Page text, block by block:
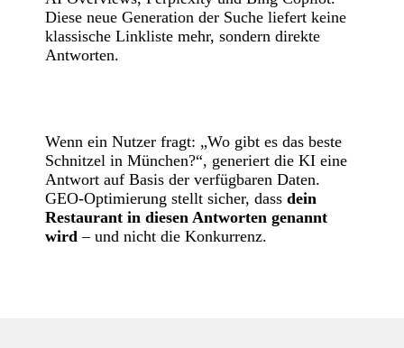
Diese neue Generation der Suche liefert keine
klassische Linkliste mehr, sondern direkte
Antworten.
Wenn ein Nutzer fragt: „Wo gibt es das beste
Schnitzel in München?“, generiert die KI eine
Antwort auf Basis der verfügbaren Daten.
GEO-Optimierung stellt sicher, dass dein
Restaurant in diesen Antworten genannt
wird – und nicht die Konkurrenz.